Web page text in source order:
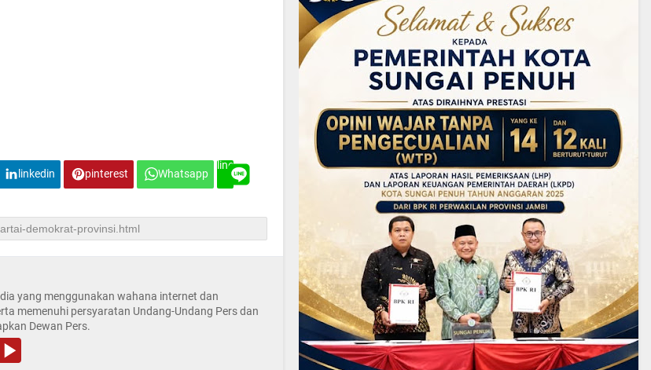
linkedin pinterest Whatsapp
line
yang menggunakan wahana internet dan
memenuhi persyaratan Undang-Undang Pers dan
Dewan Pers.